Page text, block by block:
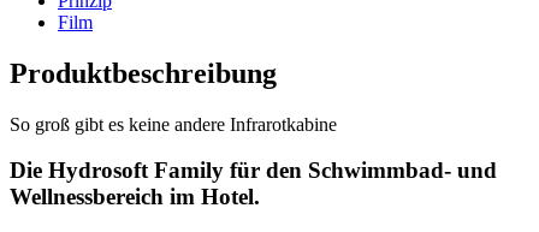
Film
Produktbeschreibung
So groß gibt es keine andere Infrarotkabine
Die Hydrosoft Family für den Schwimmbad- und
Wellnessbereich im Hotel.